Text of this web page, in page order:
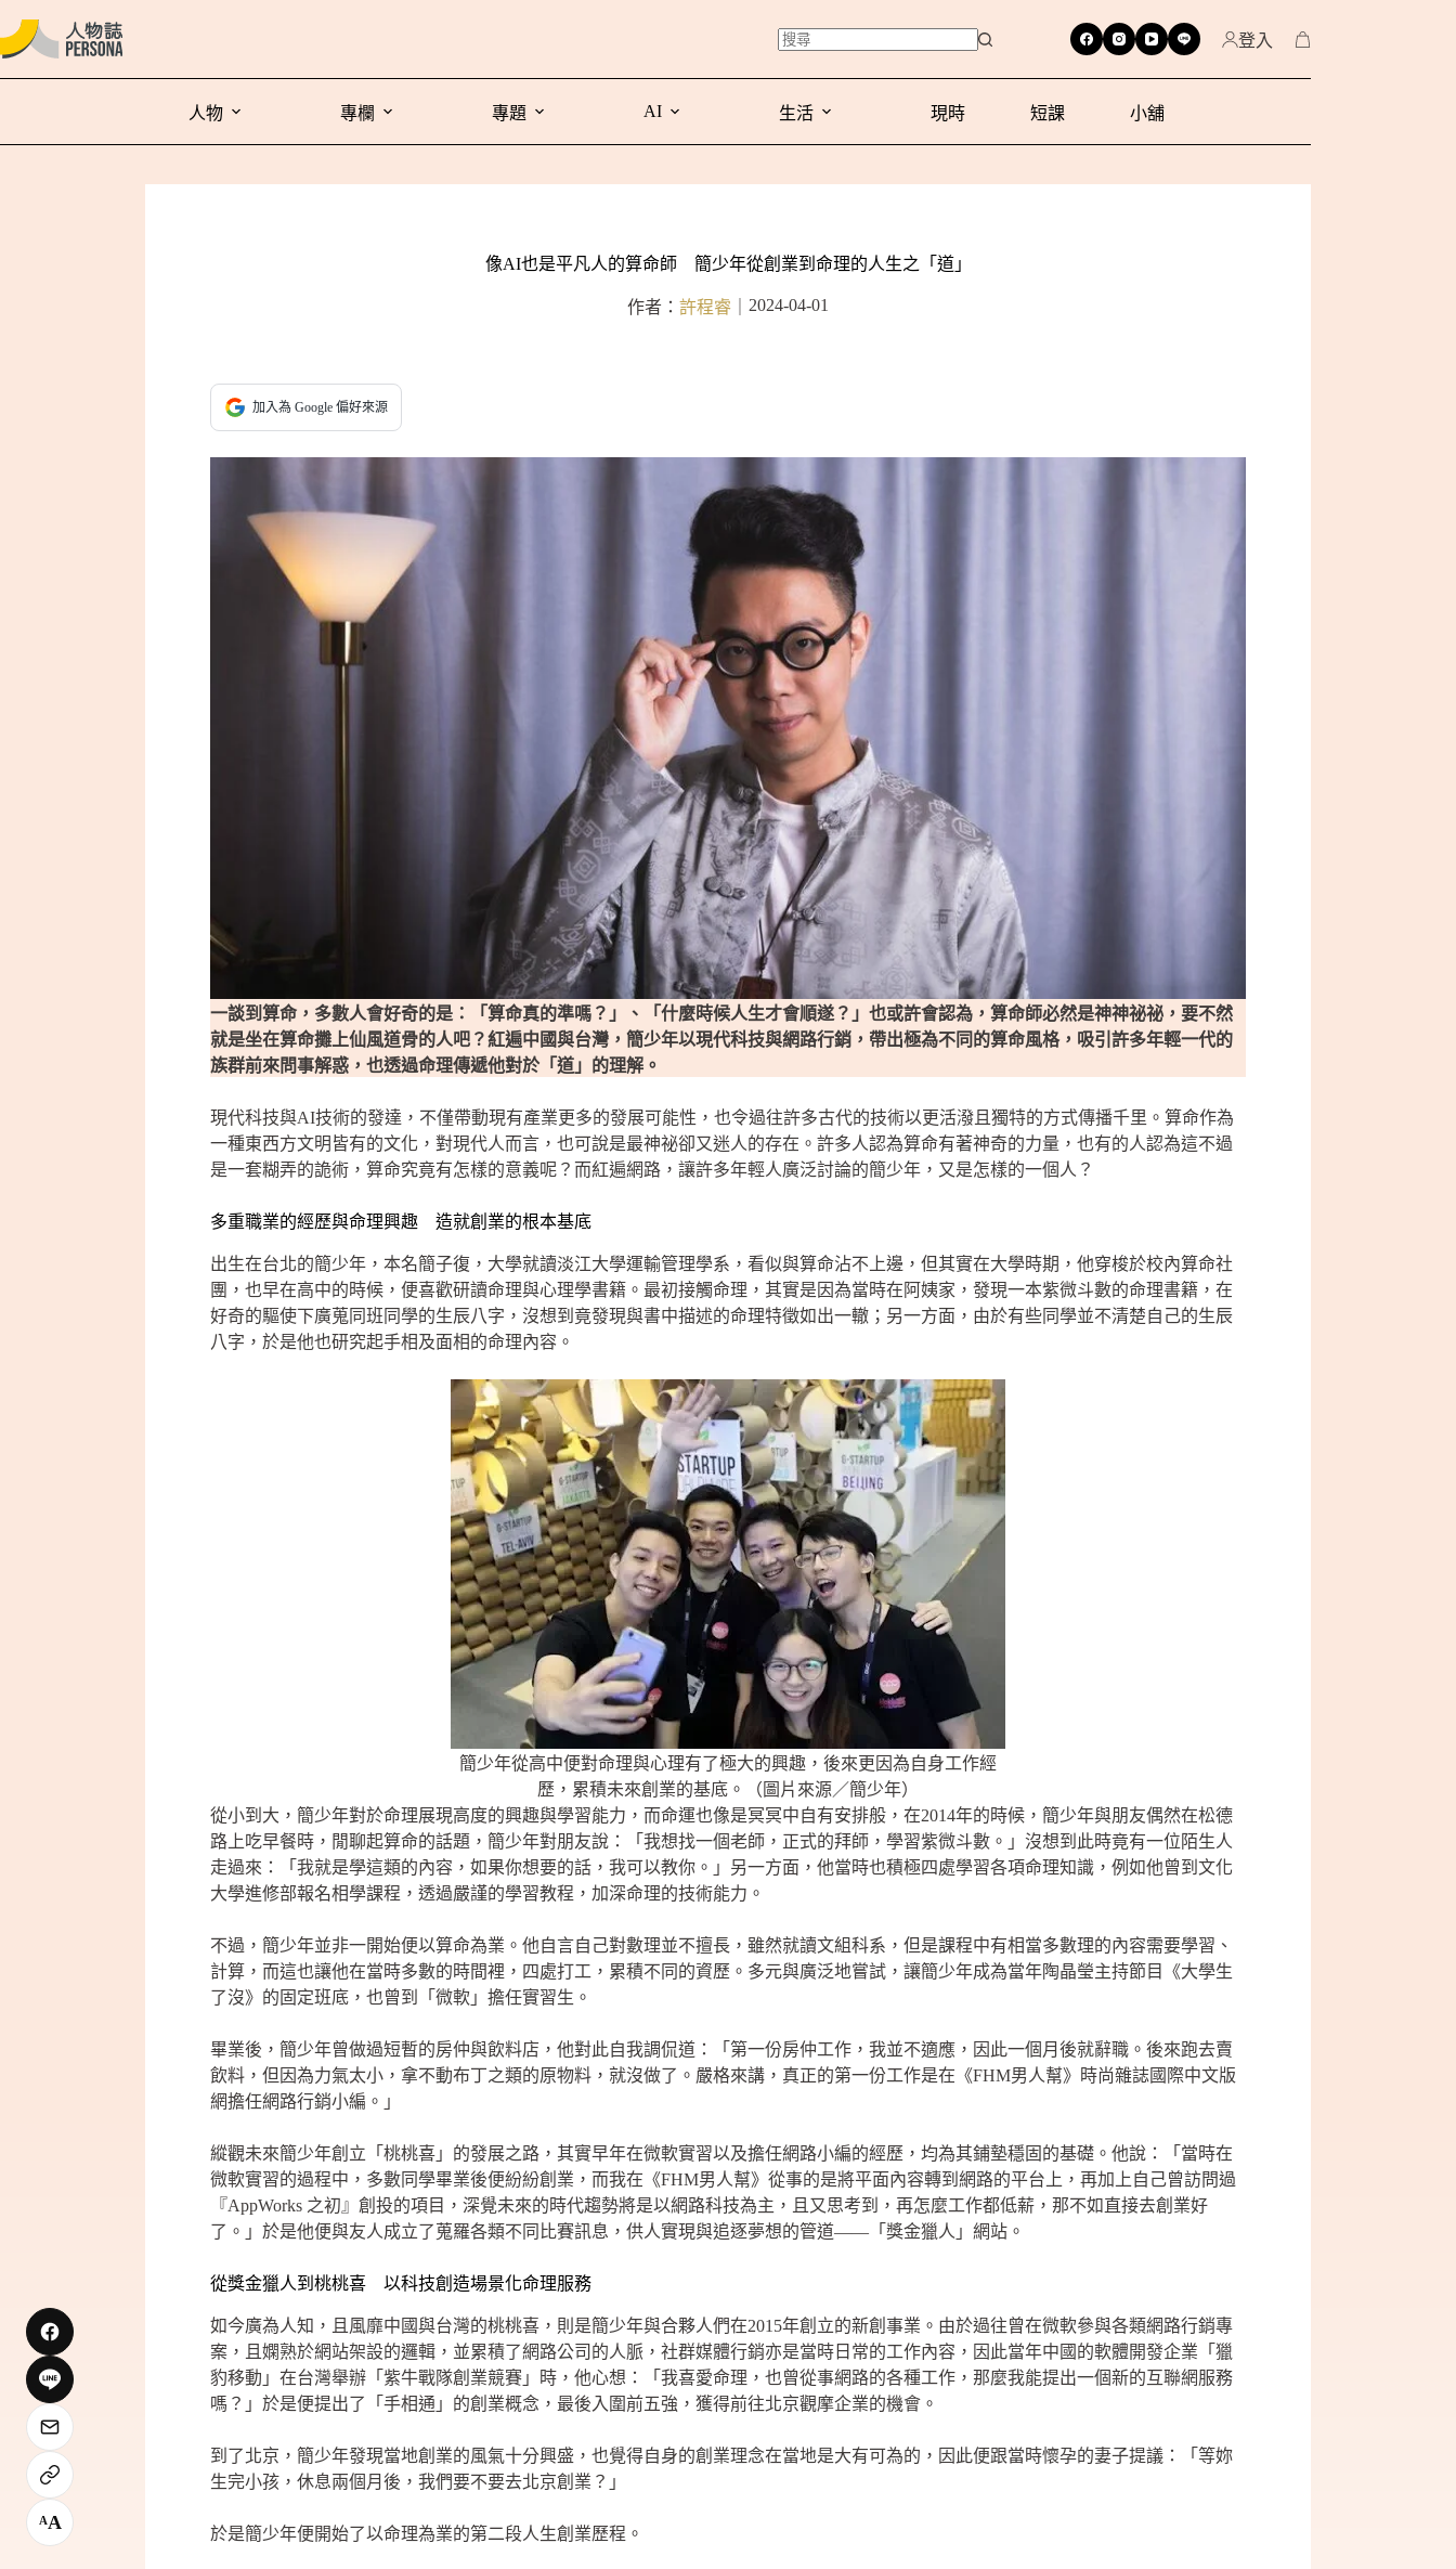
登入
人物 專欄 專題 AI 生活 現時 短課 小舖
像AI也是平凡人的算命師 簡少年從創業到命理的人生之「道」
作者： 許程睿 2024-04-01
加入為 Google 偏好來源
一談到算命，多數人會好奇的是：「算命真的準嗎？」、「什麼時候人生才會順遂？」也或許會認為，算命師必然是神神祕祕，要不然
就是坐在算命攤上仙風道骨的人吧？紅遍中國與台灣，簡少年以現代科技與網路行銷，帶出極為不同的算命風格，吸引許多年輕一代的
族群前來問事解惑，也透過命理傳遞他對於「道」的理解。
現代科技與AI技術的發達，不僅帶動現有產業更多的發展可能性，也令過往許多古代的技術以更活潑且獨特的方式傳播千里。算命作為
一種東西方文明皆有的文化，對現代人而言，也可說是最神祕卻又迷人的存在。許多人認為算命有著神奇的力量，也有的人認為這不過
是一套糊弄的詭術，算命究竟有怎樣的意義呢？而紅遍網路，讓許多年輕人廣泛討論的簡少年，又是怎樣的一個人？
多重職業的經歷與命理興趣 造就創業的根本基底
出生在台北的簡少年，本名簡子復，大學就讀淡江大學運輸管理學系，看似與算命沾不上邊，但其實在大學時期，他穿梭於校內算命社
團，也早在高中的時候，便喜歡研讀命理與心理學書籍。最初接觸命理，其實是因為當時在阿姨家，發現一本紫微斗數的命理書籍，在
好奇的驅使下廣蒐同班同學的生辰八字，沒想到竟發現與書中描述的命理特徵如出一轍；另一方面，由於有些同學並不清楚自己的生辰
八字，於是他也研究起手相及面相的命理內容。
簡少年從高中便對命理與心理有了極大的興趣，後來更因為自身工作經
歷，累積未來創業的基底。（圖片來源／簡少年）
從小到大，簡少年對於命理展現高度的興趣與學習能力，而命運也像是冥冥中自有安排般，在2014年的時候，簡少年與朋友偶然在松德
路上吃早餐時，閒聊起算命的話題，簡少年對朋友說：「我想找一個老師，正式的拜師，學習紫微斗數。」沒想到此時竟有一位陌生人
走過來：「我就是學這類的內容，如果你想要的話，我可以教你。」另一方面，他當時也積極四處學習各項命理知識，例如他曾到文化
大學進修部報名相學課程，透過嚴謹的學習教程，加深命理的技術能力。
不過，簡少年並非一開始便以算命為業。他自言自己對數理並不擅長，雖然就讀文組科系，但是課程中有相當多數理的內容需要學習、
計算，而這也讓他在當時多數的時間裡，四處打工，累積不同的資歷。多元與廣泛地嘗試，讓簡少年成為當年陶晶瑩主持節目《大學生
了沒》的固定班底，也曾到「微軟」擔任實習生。
畢業後，簡少年曾做過短暫的房仲與飲料店，他對此自我調侃道：「第一份房仲工作，我並不適應，因此一個月後就辭職。後來跑去賣
飲料，但因為力氣太小，拿不動布丁之類的原物料，就沒做了。嚴格來講，真正的第一份工作是在《FHM男人幫》時尚雜誌國際中文版
網擔任網路行銷小編。」
縱觀未來簡少年創立「桃桃喜」的發展之路，其實早年在微軟實習以及擔任網路小編的經歷，均為其鋪墊穩固的基礎。他說：「當時在
微軟實習的過程中，多數同學畢業後便紛紛創業，而我在《FHM男人幫》從事的是將平面內容轉到網路的平台上，再加上自己曾訪問過
『AppWorks 之初』創投的項目，深覺未來的時代趨勢將是以網路科技為主，且又思考到，再怎麼工作都低薪，那不如直接去創業好
了。」於是他便與友人成立了蒐羅各類不同比賽訊息，供人實現與追逐夢想的管道——「獎金獵人」網站。
從獎金獵人到桃桃喜 以科技創造場景化命理服務
如今廣為人知，且風靡中國與台灣的桃桃喜，則是簡少年與合夥人們在2015年創立的新創事業。由於過往曾在微軟參與各類網路行銷專
案，且嫻熟於網站架設的邏輯，並累積了網路公司的人脈，社群媒體行銷亦是當時日常的工作內容，因此當年中國的軟體開發企業「獵
豹移動」在台灣舉辦「紫牛戰隊創業競賽」時，他心想：「我喜愛命理，也曾從事網路的各種工作，那麼我能提出一個新的互聯網服務
嗎？」於是便提出了「手相通」的創業概念，最後入圍前五強，獲得前往北京觀摩企業的機會。
到了北京，簡少年發現當地創業的風氣十分興盛，也覺得自身的創業理念在當地是大有可為的，因此便跟當時懷孕的妻子提議：「等妳
生完小孩，休息兩個月後，我們要不要去北京創業？」
於是簡少年便開始了以命理為業的第二段人生創業歷程。
AA